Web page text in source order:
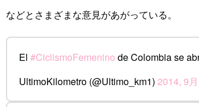
などとさまざまな意見があがっている。
El #CiclismoFemenino de Colombia se
UltimoKilometro (@Ultimo_km1) 2014, 9